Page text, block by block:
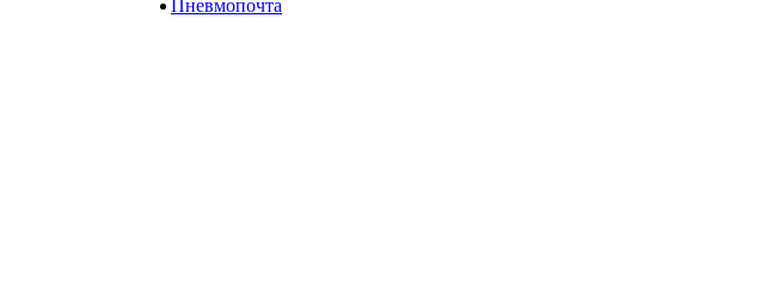
Пневмопочта